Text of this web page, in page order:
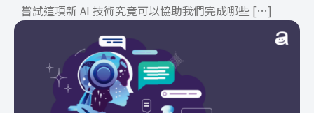
嘗試這項新 AI 技術究竟可以協助我們完成哪些 […]